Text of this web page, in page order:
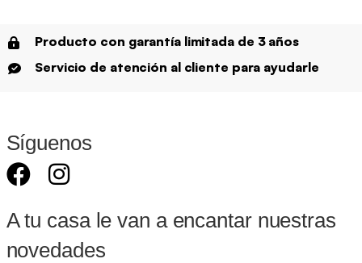
Producto con garantía limitada de 3 años
Servicio de atención al cliente para ayudarle
Síguenos
A tu casa le van a encantar nuestras
novedades